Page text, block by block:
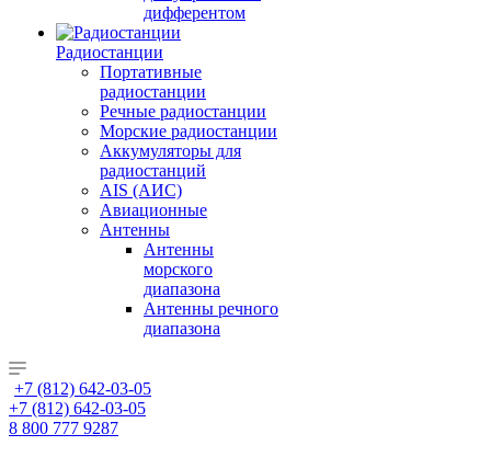
дифферентом
Радиостанции
Портативные
радиостанции
Речные радиостанции
Морские радиостанции
Аккумуляторы для
радиостанций
AIS (АИС)
Авиационные
Антенны
Антенны
морского
диапазона
Антенны речного
диапазона
+7 (812) 642-03-05
+7 (812) 642-03-05
8 800 777 9287